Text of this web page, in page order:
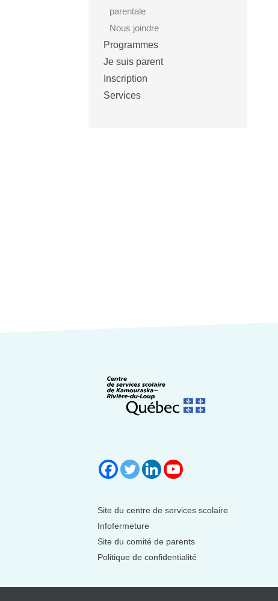
parentale
Nous joindre
Programmes
Je suis parent
Inscription
Services
Site du centre de services scolaire
Infofermeture
Site du comité de parents
Politique de confidentialité